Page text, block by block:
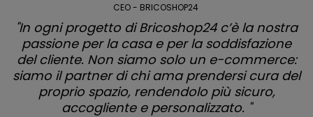
CEO - BRICOSHOP24
"In ogni progetto di Bricoshop24 c’è la nostra
passione per la casa e per la soddisfazione
del cliente. Non siamo solo un e-commerce:
siamo il partner di chi ama prendersi cura del
proprio spazio, rendendolo più sicuro,
accogliente e personalizzato. "